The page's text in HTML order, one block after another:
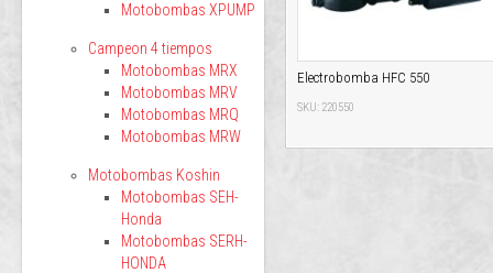
Electrobomba HFC 550
SKU: 220550
Motobombas XPUMP
Campeon 4 tiempos
Motobombas MRX
Motobombas MRV
Motobombas MRQ
Motobombas MRW
Motobombas Koshin
Motobombas SEH-
Honda
Motobombas SERH-
HONDA